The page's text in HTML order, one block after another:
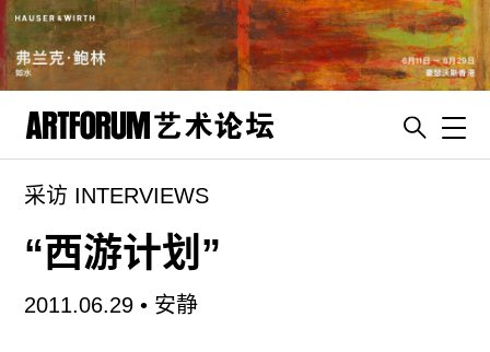
artguide
新闻
展评
杂志
采访 INTERVIEWS
“西游计划”
2011.06.29 • 安静